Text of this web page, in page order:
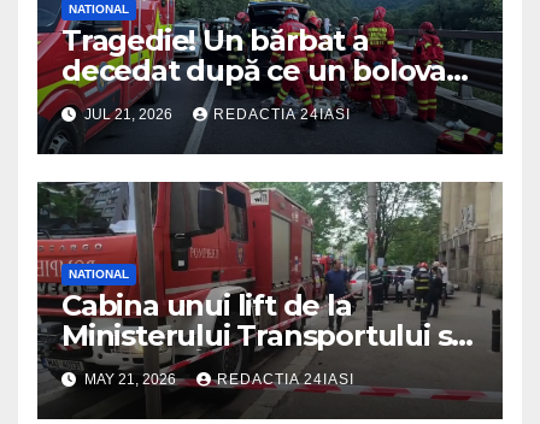
NATIONAL
Tragedie! Un bărbat a
decedat după ce un bolovan
a căzut peste mașina în care
se afla
JUL 21, 2026 REDACTIA 24IASI
NATIONAL
Cabina unui lift de la
Ministerului Transportului s-a
prăbușit! Înăuntru erau mai
multe persoane
MAY 21, 2026 REDACTIA 24IASI